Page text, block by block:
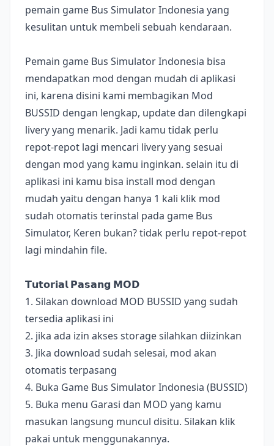
pemain game Bus Simulator Indonesia yang
kesulitan untuk membeli sebuah kendaraan.
Pemain game Bus Simulator Indonesia bisa
mendapatkan mod dengan mudah di aplikasi
ini, karena disini kami membagikan Mod
BUSSID dengan lengkap, update dan dilengkapi
livery yang menarik. Jadi kamu tidak perlu
repot-repot lagi mencari livery yang sesuai
dengan mod yang kamu inginkan. selain itu di
aplikasi ini kamu bisa install mod dengan
mudah yaitu dengan hanya 1 kali klik mod
sudah otomatis terinstal pada game Bus
Simulator, Keren bukan? tidak perlu repot-repot
lagi mindahin file.
𝗧𝘂𝘁𝗼𝗿𝗶𝗮𝗹 𝗣𝗮𝘀𝗮𝗻𝗴 𝗠𝗢𝗗
1. Silakan download MOD BUSSID yang sudah
tersedia aplikasi ini
2. jika ada izin akses storage silahkan diizinkan
3. Jika download sudah selesai, mod akan
otomatis terpasang
4. Buka Game Bus Simulator Indonesia (BUSSID)
5. Buka menu Garasi dan MOD yang kamu
masukan langsung muncul disitu. Silakan klik
pakai untuk menggunakannya.